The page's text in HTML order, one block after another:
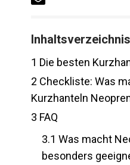
Inhaltsverzeichnis
Die besten
Checkliste: Was
Kurzhanteln Neopren
FAQ
3.1Was macht
besonders